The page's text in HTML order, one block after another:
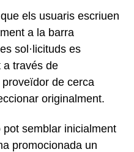
els usuaris escriuen
a la barra
sol·licituds es
a través de
de cerca
originalment.
semblar inicialment
promocionada un